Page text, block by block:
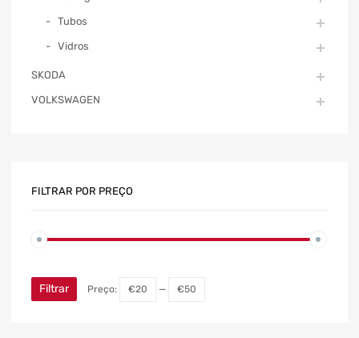
Tubos
Vidros
SKODA
VOLKSWAGEN
FILTRAR POR PREÇO
Filtrar Preço: €20 — €50